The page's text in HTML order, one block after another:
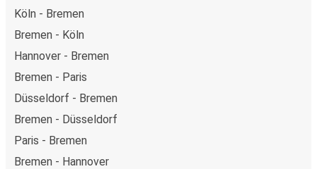
Köln - Bremen
Bremen - Köln
Hannover - Bremen
Bremen - Paris
Düsseldorf - Bremen
Bremen - Düsseldorf
Paris - Bremen
Bremen - Hannover